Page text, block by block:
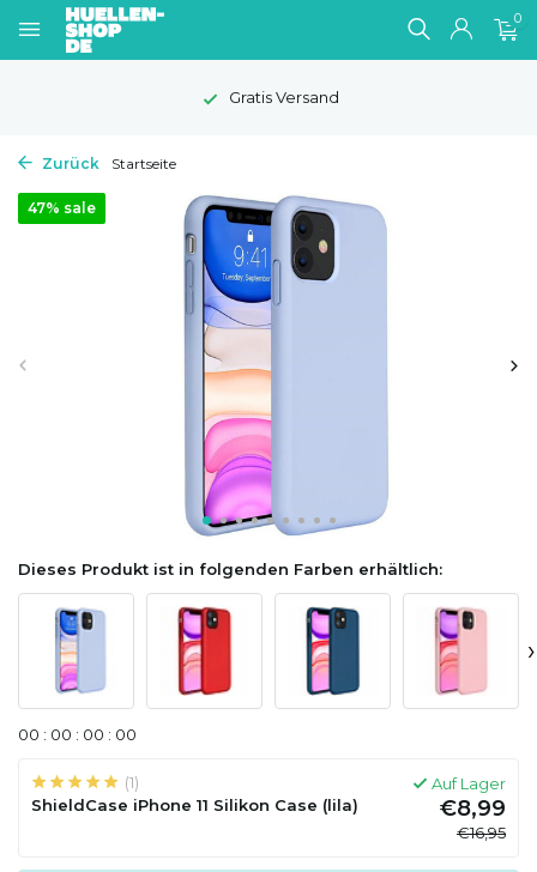
0
Gratis Versand
Zurück Startseite
47% sale
Dieses Produkt ist in folgenden Farben erhältlich:
›
00 : 00 : 00 : 00
(1)
ShieldCase iPhone 11 Silikon Case (lila)
Auf Lager
€8,99
€16,95